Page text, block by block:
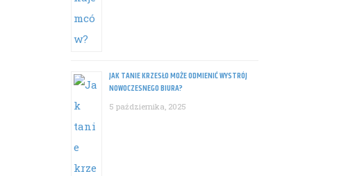
JAK TANIE KRZESŁO MOŻE ODMIENIĆ WYSTRÓJ
NOWOCZESNEGO BIURA?
5 października, 2025